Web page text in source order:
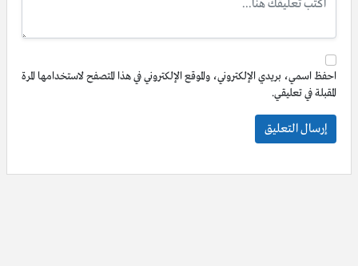
احفظ اسمي، بريدي الإلكتروني، والموقع الإلكتروني في هذا المتصفح لاستخدامها المرة
المقبلة في تعليقي.